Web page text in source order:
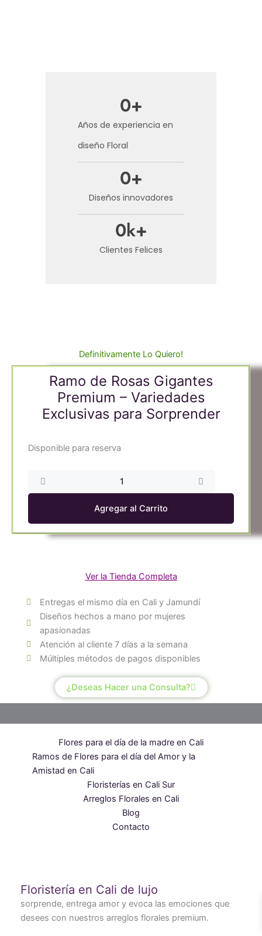
Años de experiencia en
diseño Floral
0+
Diseños innovadores
0+
Clientes Felices
0k+
Definitivamente Lo Quiero!
Ramo de Rosas Gigantes
Premium – Variedades
Exclusivas para Sorprender
Disponible para reserva
Ramo
Variedades
Sorprender
Agregar al Carrito
Ver la Tienda Completa
Entregas el mismo día en Cali y Jamundí
Diseños hechos a mano por mujeres
apasionadas
Atención al cliente 7 días a la semana
Múltiples métodos de pagos disponibles
¿Deseas Hacer una Consulta?
Flores para el día de la madre en Cali
Ramos de Flores para el día del Amor y la
Amistad en Cali
Floristerías en Cali Sur
Arreglos Florales en Cali
Blog
Contacto
Floristería en Cali de lujo
sorprende, entrega amor y evoca las emociones que
desees con nuestros arreglos florales premium.